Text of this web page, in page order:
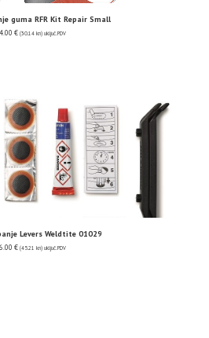
guma RFR Kit Repair Small
4.00 € (30.14 kn) uključ. PDV
Levers Weldtite 01029
6.00 € (45.21 kn) uključ. PDV